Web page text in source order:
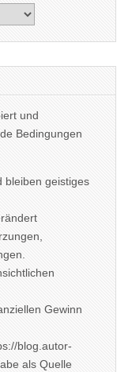
und
Bedingungen
bleiben geistiges
Gewinn
blog.autor-
als Quelle